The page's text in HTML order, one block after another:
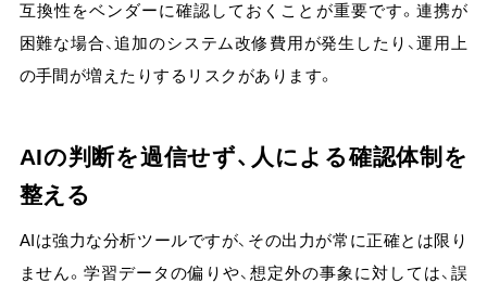
互換性をベンダーに確認しておくことが重要です。連携が
困難な場合、追加のシステム改修費用が発生したり、運用上
の手間が増えたりするリスクがあります。
AIの判断を過信せず、人による確認体制を
整える
AIは強力な分析ツールですが、その出力が常に正確とは限り
ません。学習データの偏りや、想定外の事象に対しては、誤